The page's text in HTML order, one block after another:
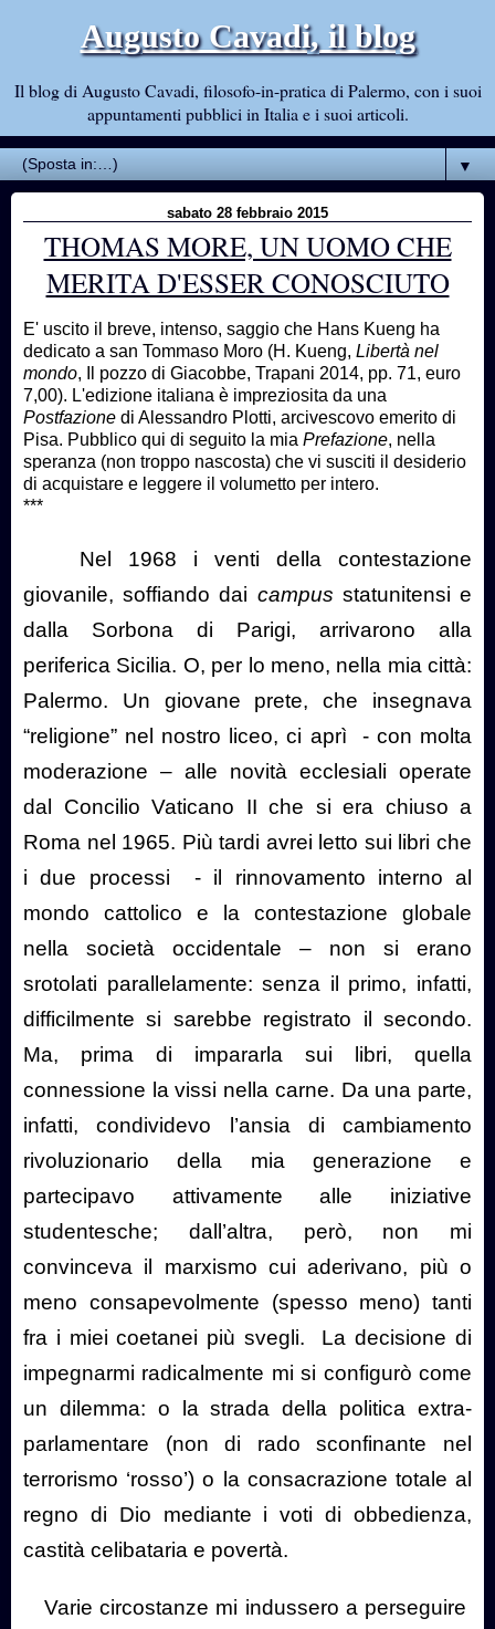
Augusto Cavadi, il blog
Il blog di Augusto Cavadi, filosofo-in-pratica di Palermo, con i suoi
appuntamenti pubblici in Italia e i suoi articoli.
▼
sabato 28 febbraio 2015
THOMAS MORE, UN UOMO CHE
MERITA D'ESSER CONOSCIUTO
E' uscito il breve, intenso, saggio che Hans Kueng ha
dedicato a san Tommaso Moro (H. Kueng, Libertà nel
mondo, Il pozzo di Giacobbe, Trapani 2014, pp. 71, euro
7,00). L'edizione italiana è impreziosita da una
Postfazione di Alessandro Plotti, arcivescovo emerito di
Pisa. Pubblico qui di seguito la mia Prefazione, nella
speranza (non troppo nascosta) che vi susciti il desiderio
di acquistare e leggere il volumetto per intero.
***
Nel 1968 i venti della contestazione
giovanile, soffiando dai campus statunitensi e
dalla Sorbona di Parigi, arrivarono alla
periferica Sicilia. O, per lo meno, nella mia città:
Palermo. Un giovane prete, che insegnava
“religione” nel nostro liceo, ci aprì
- con molta
moderazione – alle novità ecclesiali operate
dal Concilio Vaticano II che si era chiuso a
Roma nel 1965. Più tardi avrei letto sui libri che
i due processi
- il rinnovamento interno al
mondo cattolico e la contestazione globale
nella società occidentale – non si erano
srotolati parallelamente: senza il primo, infatti,
difficilmente si sarebbe registrato il secondo.
Ma, prima di impararla sui libri, quella
connessione la vissi nella carne. Da una parte,
infatti, condividevo l’ansia di cambiamento
rivoluzionario della mia generazione e
partecipavo attivamente alle iniziative
studentesche; dall’altra, però, non mi
convinceva il marxismo cui aderivano, più o
meno consapevolmente (spesso meno) tanti
fra i miei coetanei più svegli.
La decisione di
impegnarmi radicalmente mi si configurò come
un dilemma: o la strada della politica extra-
parlamentare (non di rado sconfinante nel
terrorismo ‘rosso’) o la consacrazione totale al
regno di Dio mediante i voti di obbedienza,
castità celibataria e povertà.
Varie circostanze mi indussero a perseguire